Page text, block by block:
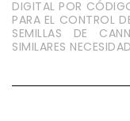
DIGITAL POR
PARA EL CONTROL
SEMILLAS DE
SIMILARES